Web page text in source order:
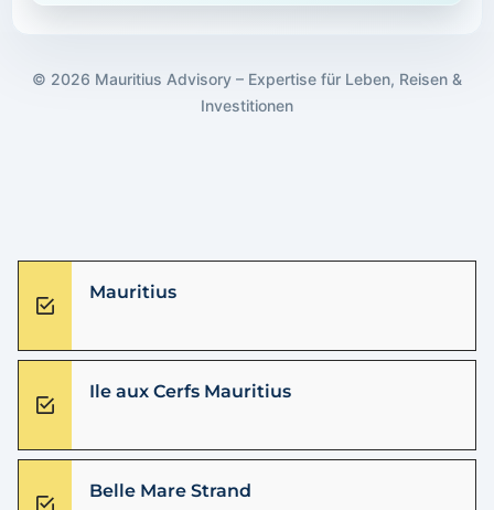
© 2026 Mauritius Advisory – Expertise für Leben, Reisen &
Investitionen
Mauritius
Ile aux Cerfs Mauritius
Belle Mare Strand